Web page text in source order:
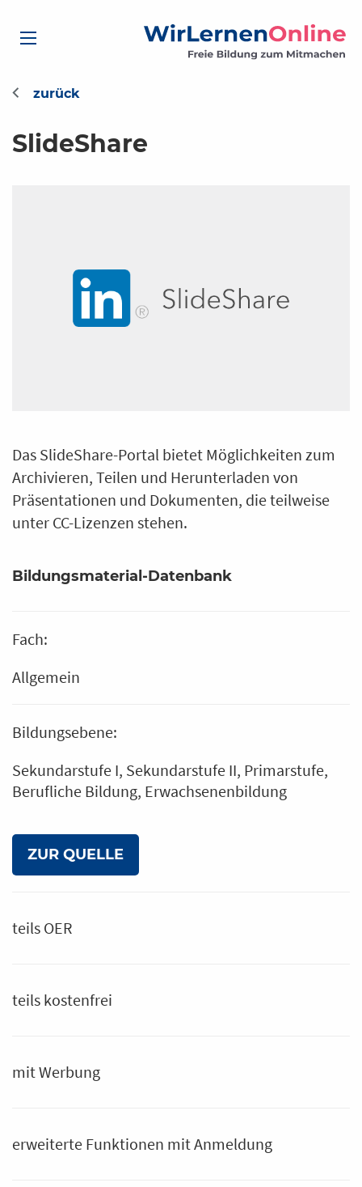
SlideShare
Das SlideShare-Portal bietet Möglichkeiten zum
Archivieren, Teilen und Herunterladen von
Präsentationen und Dokumenten, die teilweise
unter CC-Lizenzen stehen.
Bildungsmaterial-Datenbank
Fach:
Allgemein
Bildungsebene:
Sekundarstufe I Sekundarstufe II Primarstufe
Berufliche Bildung Erwachsenenbildung
ZUR QUELLE
teils OER
teils kostenfrei
mit Werbung
erweiterte Funktionen mit Anmeldung